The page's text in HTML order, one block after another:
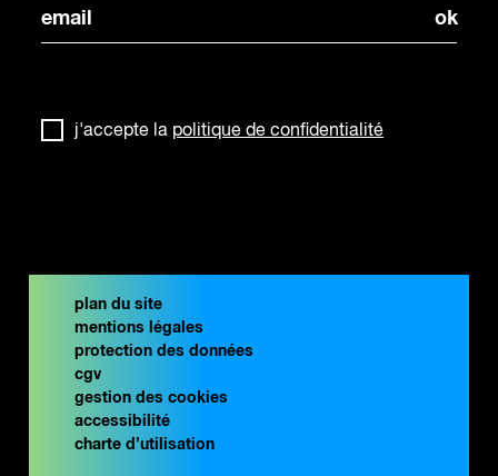
j'accepte la politique de confidentialité
plan du site
mentions légales
protection des données
cgv
gestion des cookies
accessibilité
charte d’utilisation